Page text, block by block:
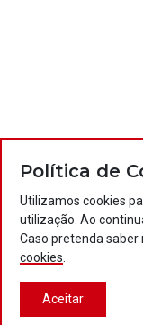
Política de
Utilizamos cookies
utilização. Ao
Caso pretenda saber
cookies
Aceitar